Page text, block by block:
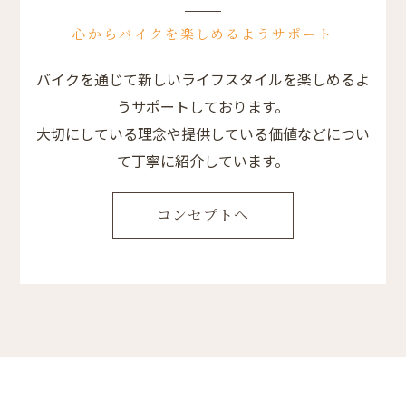
心からバイクを楽しめるようサポート
バイクを通じて新しいライフスタイルを楽しめるよ
うサポートしております。
大切にしている理念や提供している価値などについ
て丁寧に紹介しています。
コンセプトへ